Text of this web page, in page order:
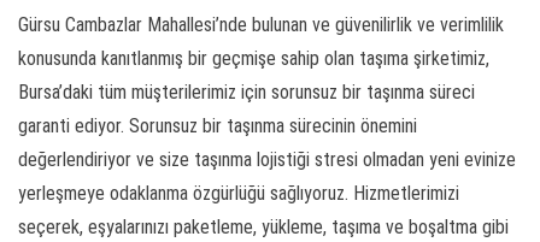
Gürsu Cambazlar Mahallesi’nde bulunan ve güvenilirlik ve verimlilik
konusunda kanıtlanmış bir geçmişe sahip olan taşıma şirketimiz,
Bursa’daki tüm müşterilerimiz için sorunsuz bir taşınma süreci
garanti ediyor. Sorunsuz bir taşınma sürecinin önemini
değerlendiriyor ve size taşınma lojistiği stresi olmadan yeni evinize
yerleşmeye odaklanma özgürlüğü sağlıyoruz. Hizmetlerimizi
seçerek, eşyalarınızı paketleme, yükleme, taşıma ve boşaltma gibi